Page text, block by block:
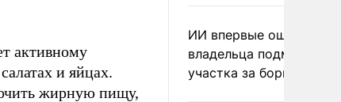
активному
и яйцах.
жирную пищу,
ИИ впервые
владельца
участка за борщевик